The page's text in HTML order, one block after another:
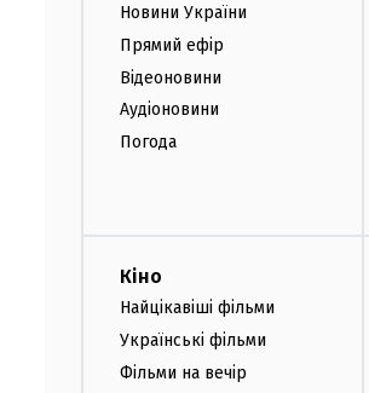
Новини України
Прямий ефір
Відеоновини
Аудіоновини
Погода
Кіно
Найцікавіші фільми
Українські фільми
Фільми на вечір